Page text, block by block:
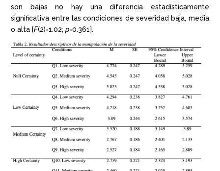
son bajas no hay una diferencia estadísticamente
significativa entre las condiciones de severidad baja, media
o alta [F(2)=1.02;p=0.361].